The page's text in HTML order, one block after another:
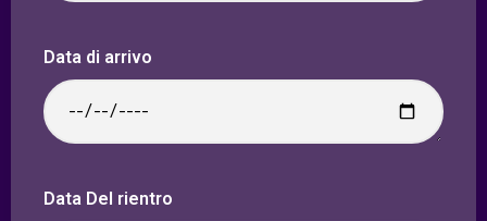
Data di arrivo
Data Del rientro